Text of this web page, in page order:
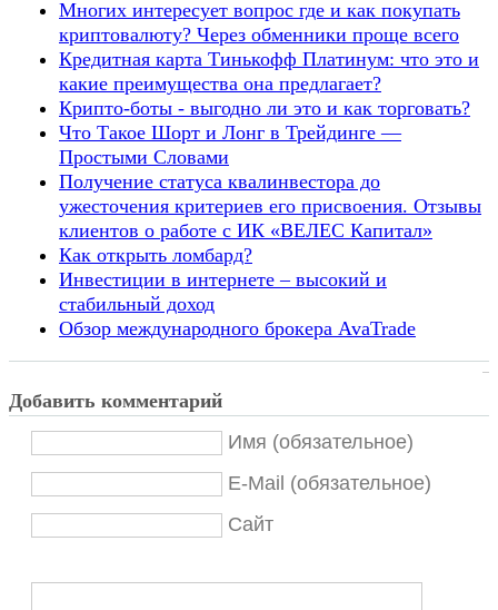
Многих интересует вопрос где и как покупать
криптовалюту? Через обменники проще всего
Кредитная карта Тинькофф Платинум: что это и
какие преимущества она предлагает?
Крипто-боты - выгодно ли это и как торговать?
Что Такое Шорт и Лонг в Трейдинге —
Простыми Словами
Получение статуса квалинвестора до
ужесточения критериев его присвоения. Отзывы
клиентов о работе с ИК «ВЕЛЕС Капитал»
Как открыть ломбард?
Инвестиции в интернете – высокий и
стабильный доход
Обзор международного брокера AvaTrade
Добавить комментарий
Имя (обязательное)
E-Mail (обязательное)
Сайт